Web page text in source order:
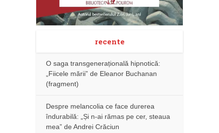
recente
O saga transgenerațională hipnotică:
„Fiicele mării” de Eleanor Buchanan
(fragment)
Despre melancolia ce face durerea
îndurabilă: „Și n-ai rămas pe cer, steaua
mea” de Andrei Crăciun